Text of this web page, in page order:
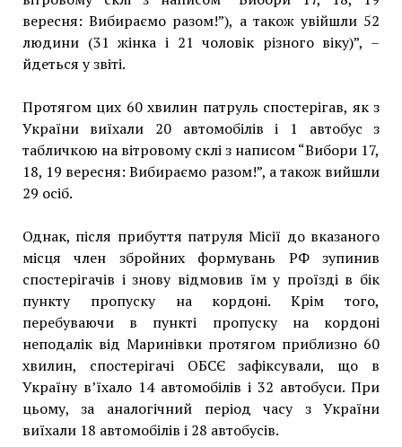
вересня: Вибираємо разом!”), а також увійшли 52
людини (31 жінка і 21 чоловік різного віку)”, –
йдеться у звіті.
Протягом цих 60 хвилин патруль спостерігав, як з
України виїхали 20 автомобілів і 1 автобус з
табличкою на вітровому склі з написом “Вибори 17,
18, 19 вересня: Вибираємо разом!”, а також вийшли
29 осіб.
Однак, після прибуття патруля Місії до вказаного
місця член збройних формувань РФ зупинив
спостерігачів і знову відмовив їм у проїзді в бік
пункту пропуску на кордоні. Крім того,
перебуваючи в пункті пропуску на кордоні
неподалік від Маринівки протягом приблизно 60
хвилин, спостерігачі ОБСЄ зафіксували, що в
Україну в’їхало 14 автомобілів і 32 автобуси. При
цьому, за аналогічний період часу з України
виїхали 18 автомобілів і 28 автобусів.